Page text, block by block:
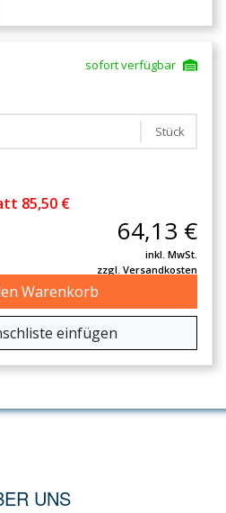
sofort verfügbar
Stück
85,50 €
64,13 €
inkl. MwSt.
zzgl. Versandkosten
Warenkorb
einfügen
UNS